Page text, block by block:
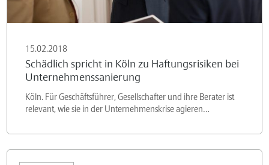
15.02.2018
Schädlich spricht in Köln zu Haftungsrisiken bei
Unternehmenssanierung
Köln. Für Geschäftsführer, Gesellschafter und ihre Berater ist
relevant, wie sie in der Unternehmenskrise agieren…